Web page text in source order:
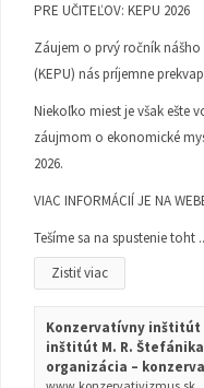
PRE UČITEĽOV: KEPU 2026
Záujem o prvý ročník
(KEPU) nás príjemne
Niekoľko miest je však ešte
záujmom o ekonomické
2026.
VIAC INFORMÁCIÍ JE NA
Tešíme sa na spustenie toht
Zistiť viac
Konzervatívny inštitút
inštitút M. R.
organizácia –